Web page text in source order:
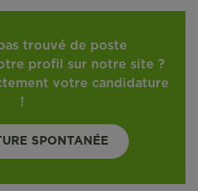
trouvé de poste
profil sur notre site ?
votre candidature
!
SPONTANÉE